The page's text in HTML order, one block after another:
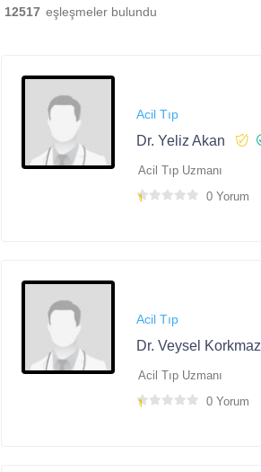
12517 eşleşmeler bulundu
Acil Tıp
Dr. Yeliz Akan
Acil Tıp Uzmanı
0 Yorum
Acil Tıp
Dr. Veysel Korkmaz
Acil Tıp Uzmanı
0 Yorum